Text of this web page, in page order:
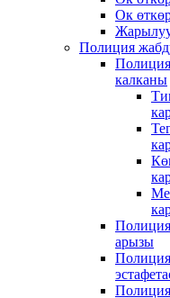
Ок
Полиция
калканы
арызы